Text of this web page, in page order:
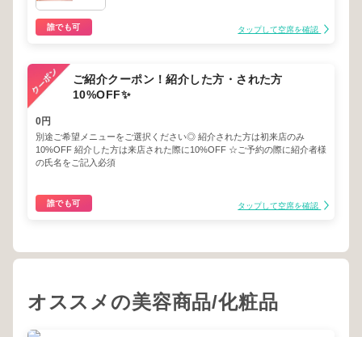
誰でも可 タップして空席を確認
ご紹介クーポン！紹介した方・された方
10%OFF✨
0円
別途ご希望メニューをご選択ください◎ 紹介された方は初来店のみ
10%OFF 紹介した方は来店された際に10%OFF ☆ご予約の際に紹介者様
の氏名をご記入必須
誰でも可 タップして空席を確認
オススメの美容商品/化粧品